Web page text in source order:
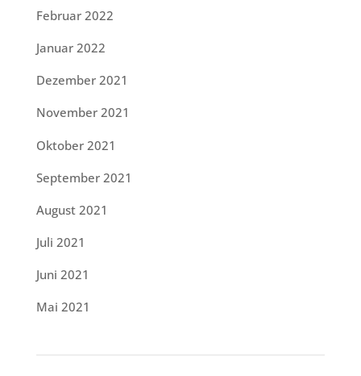
Februar 2022
Januar 2022
Dezember 2021
November 2021
Oktober 2021
September 2021
August 2021
Juli 2021
Juni 2021
Mai 2021